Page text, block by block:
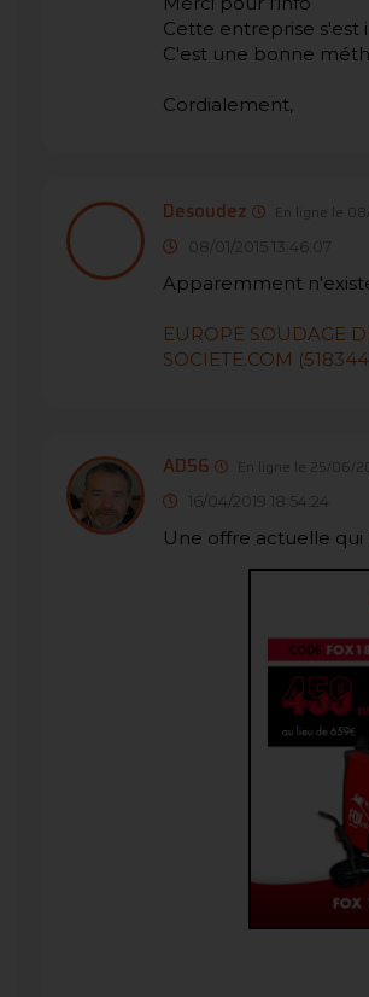
Cette entreprise s'est
C'est une bonne
Cordialement,
Desoudez En ligne le
08/01/2015 13:46:07
Apparemment
EUROPE SOUDAGE
SOCIETE.COM
AD56 En ligne le 25/06/
16/04/2019 18:54:24
Une offre actuelle